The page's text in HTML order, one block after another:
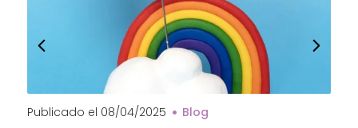
Publicado el 08/04/2025 Blog